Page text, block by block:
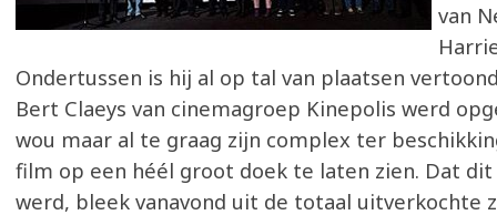
van
Ondertussen is hij al op tal van plaatsen
Bert Claeys van cinemagroep Kinepolis werd
wou maar al te graag zijn complex ter
film op een héél groot doek te laten zien. Dat
werd, bleek vanavond uit de totaal uitverkochte